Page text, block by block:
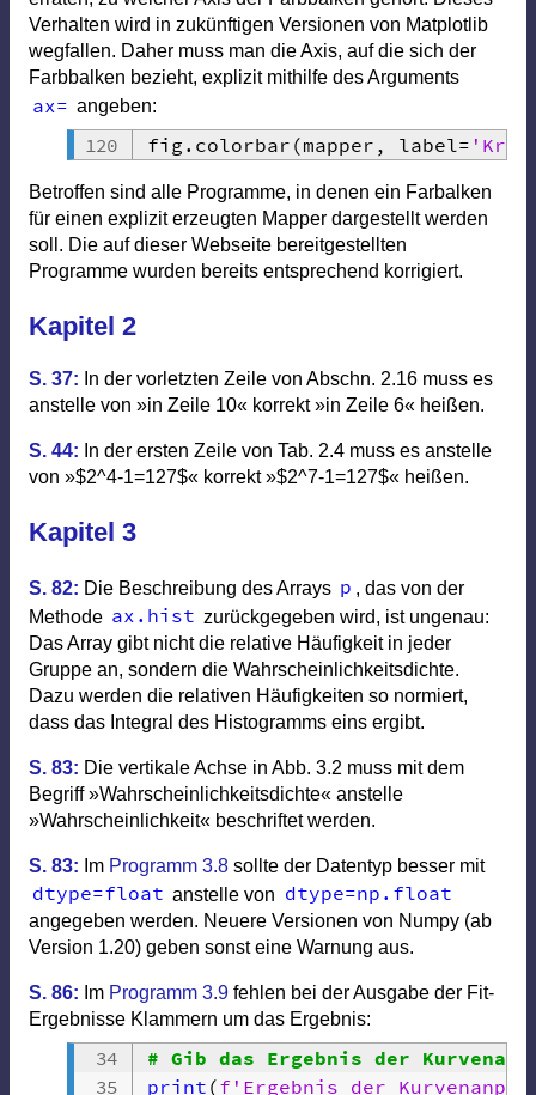
Verhalten wird in zukünftigen Versionen von Matplotlib
wegfallen. Daher muss man die Axis, auf die sich der
Farbbalken bezieht, explizit mithilfe des Arguments
ax= angeben:
fig . colorbar (mapper , label=
Betroffen sind alle Programme, in denen ein Farbalken
für einen explizit erzeugten Mapper dargestellt werden
soll. Die auf dieser Webseite bereitgestellten
Programme wurden bereits entsprechend korrigiert.
Kapitel 2
S. 37: In der vorletzten Zeile von Abschn. 2.16 muss es
anstelle von »in Zeile 10« korrekt »in Zeile 6« heißen.
S. 44: In der ersten Zeile von Tab. 2.4 muss es anstelle
von »$2^4-1=127$« korrekt »$2^7-1=127$« heißen.
Kapitel 3
S. 82: Die Beschreibung des Arrays p , das von der
Methode ax . hist zurückgegeben wird, ist ungenau:
Das Array gibt nicht die relative Häufigkeit in jeder
Gruppe an, sondern die Wahrscheinlichkeitsdichte.
Dazu werden die relativen Häufigkeiten so normiert,
dass das Integral des Histogramms eins ergibt.
S. 83: Die vertikale Achse in Abb. 3.2 muss mit dem
Begriff »Wahrscheinlichkeitsdichte« anstelle
»Wahrscheinlichkeit« beschriftet werden.
S. 83: Im Programm 3.8 sollte der Datentyp besser mit
dtype=float anstelle von dtype=np . float
angegeben werden. Neuere Versionen von Numpy (ab
Version 1.20) geben sonst eine Warnung aus.
S. 86: Im Programm 3.9 fehlen bei der Ausgabe der Fit-
Ergebnisse Klammern um das Ergebnis:
# Gib das Ergebnis der
print (f'Ergebnis der